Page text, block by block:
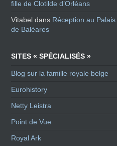
fille de Clotilde d’Orléans
Vitabel dans Réception au
de Baléares
SITES « SPÉCIALISÉS »
Blog sur la famille royale belge
Eurohistory
Netty Leistra
Point de Vue
Royal Ark